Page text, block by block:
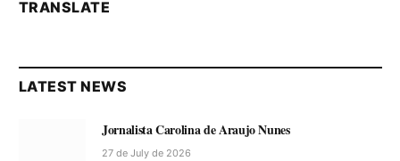
TRANSLATE
LATEST NEWS
Jornalista Carolina de Araujo Nunes
27 de July de 2026